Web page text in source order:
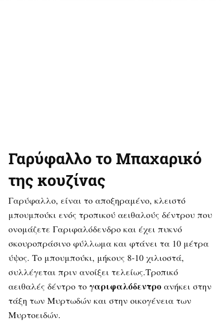
Γαρύφαλλο το Μπαχαρικό
της κουζίνας
Γαρύφαλλο, είναι το αποξηραμένο, κλειστό
μπουμπούκι ενός τροπικού αειθαλούς δέντρου που
ονομάζετε Γαριφαλόδενδρο και έχει πυκνό
σκουροπράσινο φύλλωμα και φτάνει τα 10 μέτρα
ύψος. Το μπουμπούκι, μήκους 8-10 χιλιοστά,
συλλέγεται πριν ανοίξει τελείως.Τροπικό
αειθαλές δέντρο το γαριφαλόδεντρο ανήκει στην
τάξη των Μυρτωδών και στην οικογένεια των
Μυρτοειδών.